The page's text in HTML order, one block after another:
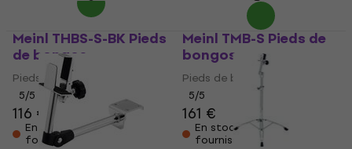
Meinl THBS-S-BK Pieds
de bongos
Pieds de bongos
5/5
116 €
En stock chez le
fournisseur
Meinl TMB-S Pieds de
bongos
Pieds de bongos
5/5
161 €
En stock chez le
fournisseur